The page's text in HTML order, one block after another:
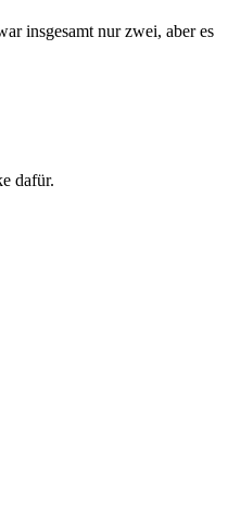
insgesamt nur zwei, aber es
dafür.